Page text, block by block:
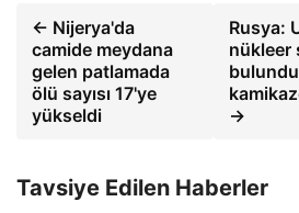
← Nijerya'da
camide meydana
gelen patlamada
ölü sayısı 17'ye
yükseldi
Rusya:
nükleer
→
Tavsiye Edilen Haberler